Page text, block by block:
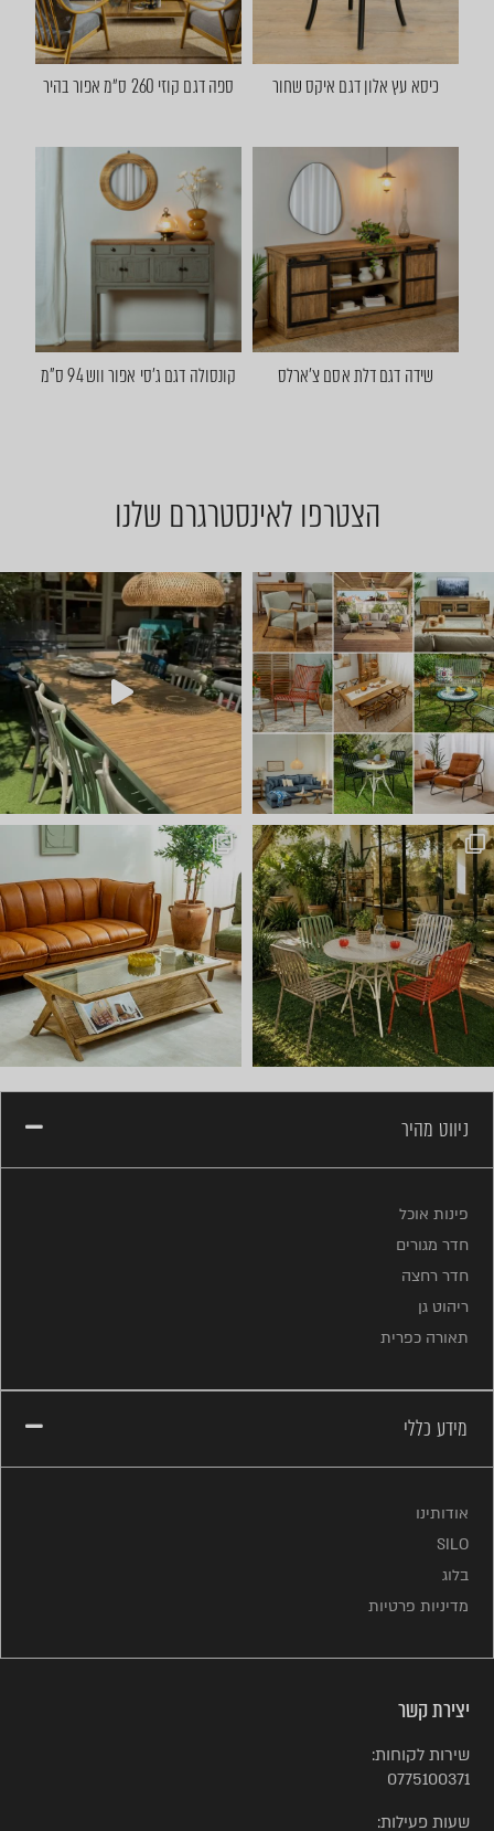
כיסא עץ אלון דגם איקס שחור ספה דגם קוזי 260 ס״מ אפור בהיר
שידה דגם דלת אסם צ'ארלס קונסולה דגם ג'סי אפור ווש 94 ס"מ
הצטרפו לאינסטרגרם שלנו
יום שישי 🔆 🌈 ניפגש אצלנו ב
ועכשיו הגיע הזמן לשולחן הסל
ניווט מהיר
פינות אוכל
חדר מגורים
חדר רחצה
ריהוט גן
תאורה כפרית
מידע כללי
אודותינו
SILO
בלוג
מדיניות פרטיות
יצירת קשר
שירות לקוחות:
0775100371
שעות פעילות: